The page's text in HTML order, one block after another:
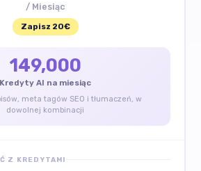
/ Miesiąc
Zapisz 20€
149,000
Kredyty AI na miesiąc
meta tagów SEO i tłumaczeń, w
dowolnej kombinacji
Z KREDYTAMI